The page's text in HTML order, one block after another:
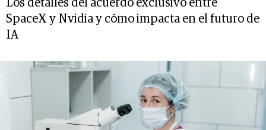
Los detalles del acuerdo exclusivo entre
SpaceX y Nvidia y cómo impacta en el futuro de
IA